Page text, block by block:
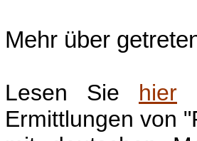
Mehr über
Lesen Sie hier
Ermittlungen von